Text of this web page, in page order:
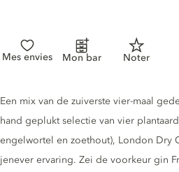
Mes envies Mon bar Noter
Gin description
Een mix van de zuiverste vier-maal
hand geplukt selectie van vier
engelwortel en zoethout), London Dry
jenever ervaring. Zei de voorkeur gin